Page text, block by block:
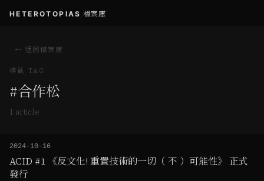
HETEROTOPIAS 檔案庫
← 返回檔案庫
標籤 TAG
#合作松
1 article
2024-10-16
ACID #1 《反⽂化! 重置技術的一切（ 不 ）可能性》 正式
發行